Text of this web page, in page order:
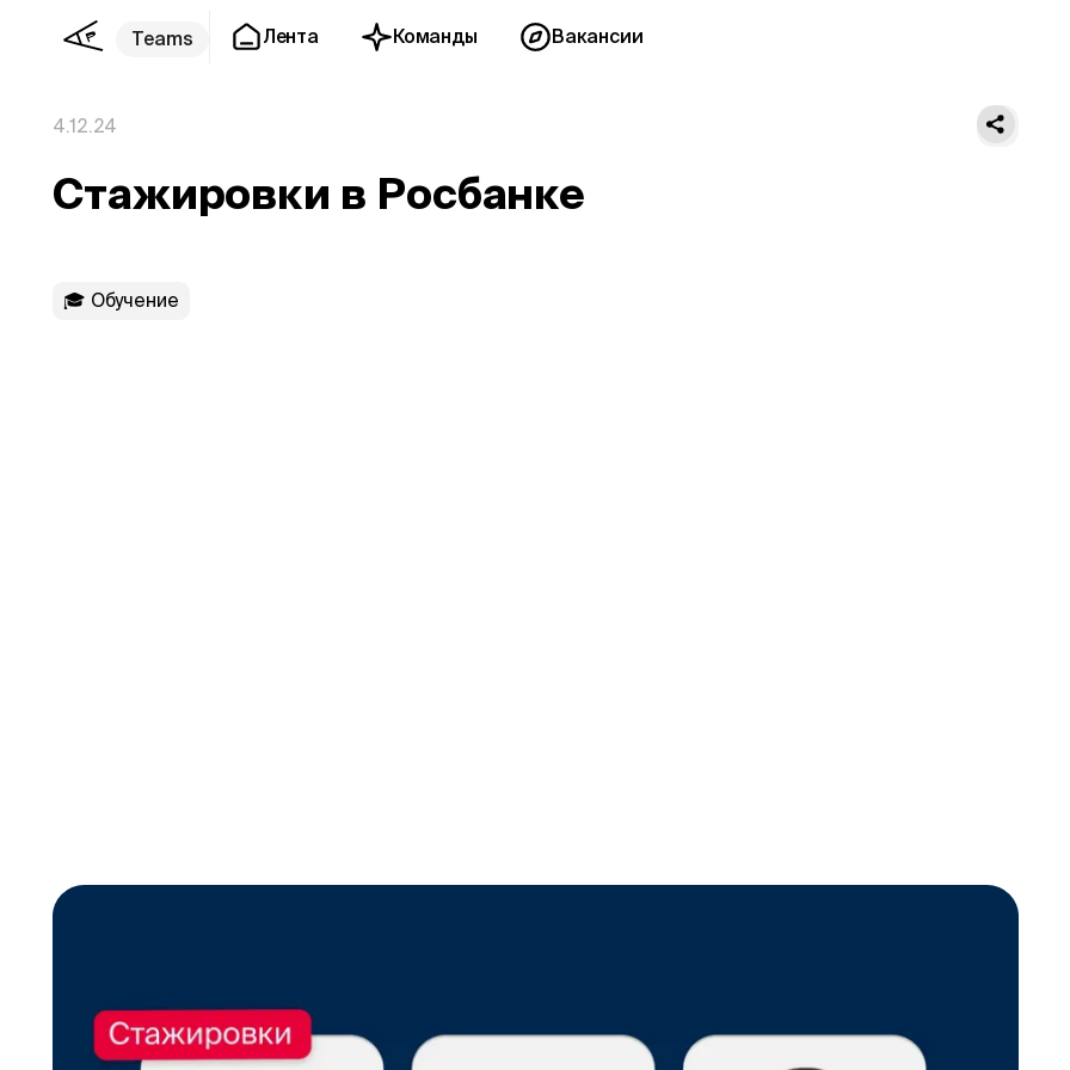
Teams Лента Команды Вакансии
4.12.24
Стажировки в Росбанке
🎓 Обучение
Проводить стажировки любим, растить молодых
специалистов умеем. Приглашаем интернов на любые